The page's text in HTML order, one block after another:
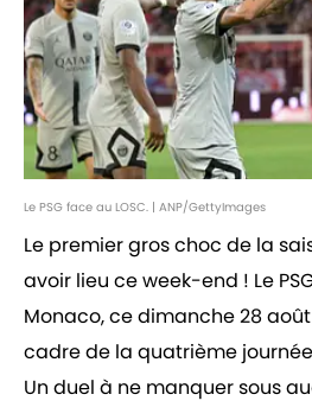
Le PSG face au LOSC. | ANP/GettyImages
Le premier gros choc de la
avoir lieu ce week-end ! Le
Monaco, ce dimanche 28
cadre de la quatrième
Un duel à ne manquer sous